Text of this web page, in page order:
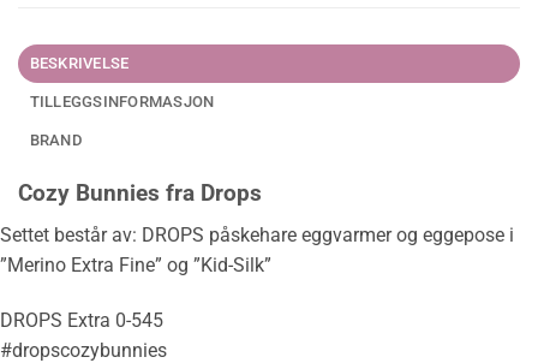
BESKRIVELSE
TILLEGGSINFORMASJON
BRAND
Cozy Bunnies fra Drops
Settet består av: DROPS påskehare eggvarmer og eggepose i
”Merino Extra Fine” og ”Kid-Silk”
DROPS Extra 0-545
#dropscozybunnies